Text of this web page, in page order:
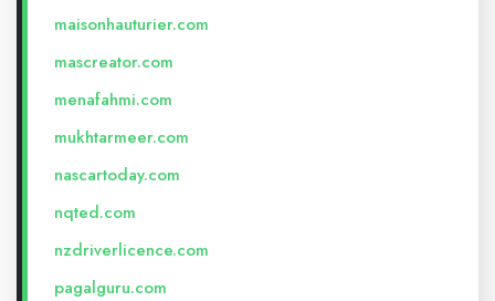
maisonhauturier.com
mascreator.com
menafahmi.com
mukhtarmeer.com
nascartoday.com
nqted.com
nzdriverlicence.com
pagalguru.com